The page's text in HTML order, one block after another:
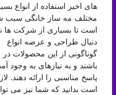
های اخیر استفاده از انواع
مختلف مه ساز خانگی سبب
است تا بسیاری از شرکت ها
دنبال طراحی و عرضه انواع
گوناگونی از این محصولات در
باشند و به نیازهای به وجود
پاسخ مناسبی را ارائه دهند.
است بدانید که شما نیز می